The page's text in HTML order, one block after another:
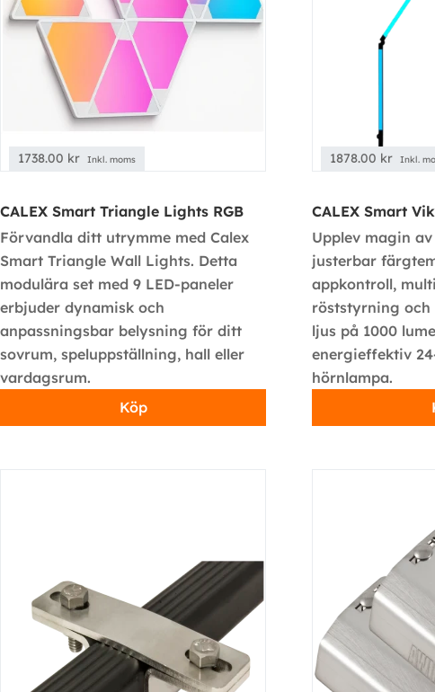
1738.00 kr Inkl. moms
CALEX Smart Triangle Lights RGB
Förvandla ditt utrymme med Calex
Smart Triangle Wall Lights. Detta
modulära set med 9 LED-paneler
erbjuder dynamisk och
anpassningsbar belysning för ditt
sovrum, speluppställning, hall eller
vardagsrum.
Köp
1878.00 kr Inkl.
CALEX Smart
Upplev magin
justerbar
appkontroll,
röststyrning och
ljus på 1000
energieffektiv
hörnlampa.